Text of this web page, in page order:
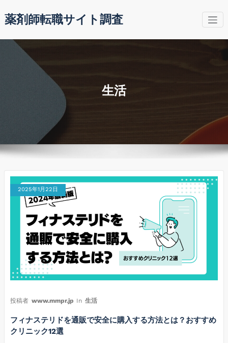
ン
ン
薬剤師転職サイト調査
生活
2025年1月22日
投稿者 www.mmpr.jp In 生活
フィナステリドを通販で安全に購入する方法とは？おすすめ
クリニック12選